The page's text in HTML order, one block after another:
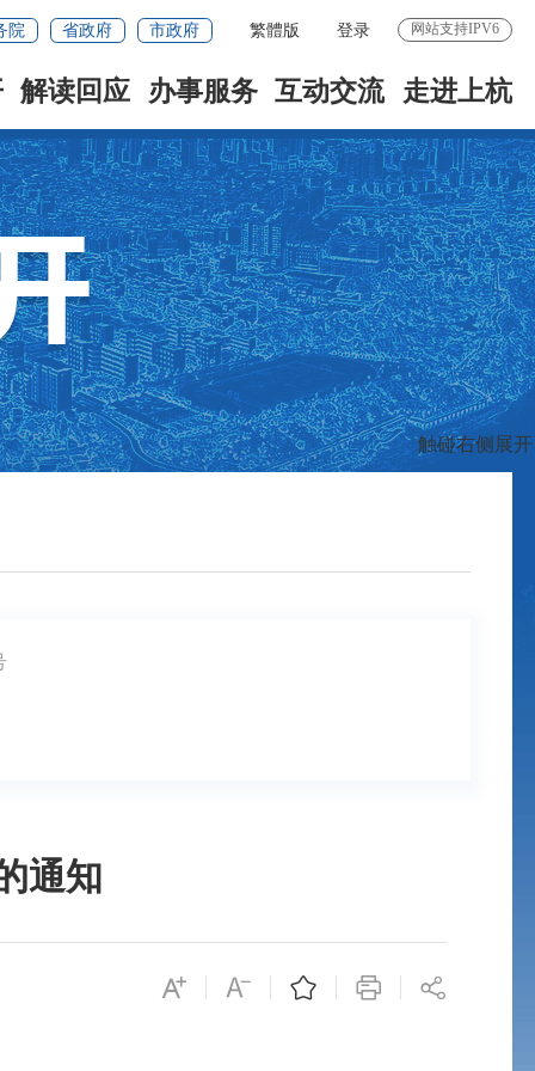
院 省政府 市政府 繁體版 登录 网站支持IPV6
解读回应 办事服务 互动交流 走进上杭
通知
触碰右侧展开